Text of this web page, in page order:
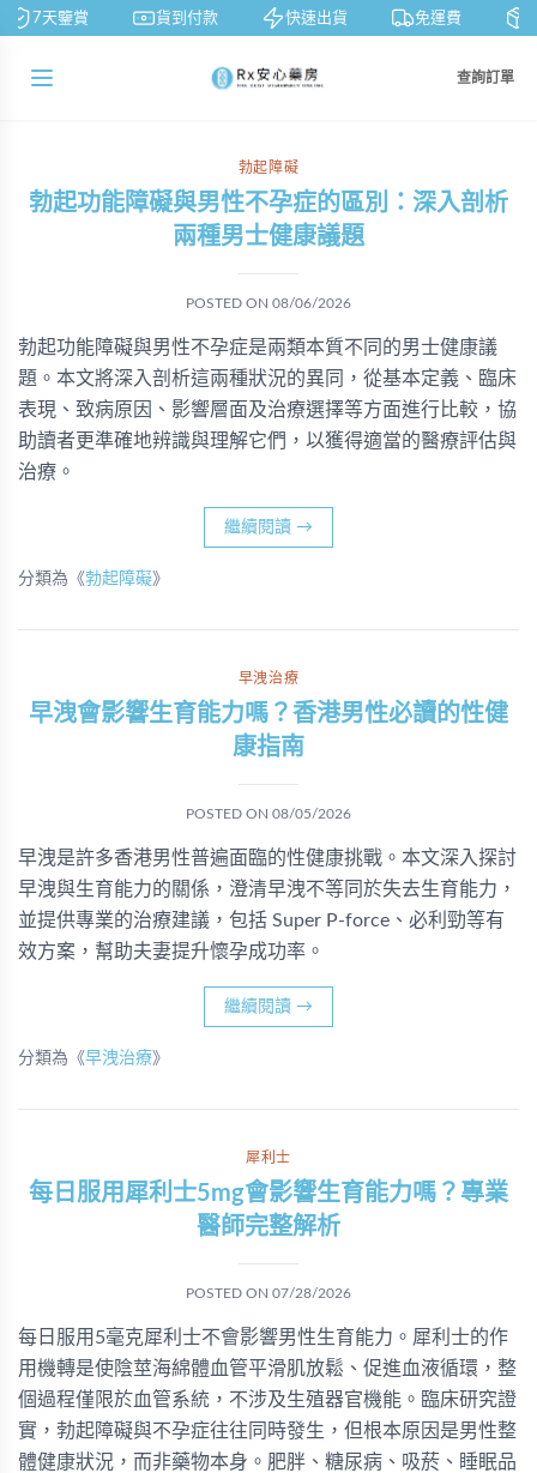
7天鑒賞 貨到付款 快速出貨 免運費 私
查詢訂單
勃起障礙
勃起功能障礙與男性不孕症的區別：深入剖析
兩種男士健康議題
POSTED ON 08/06/2026
勃起功能障礙與男性不孕症是兩類本質不同的男士健康議
題。本文將深入剖析這兩種狀況的異同，從基本定義、臨床
表現、致病原因、影響層面及治療選擇等方面進行比較，協
助讀者更準確地辨識與理解它們，以獲得適當的醫療評估與
治療。
繼續閱讀 →
分類為《勃起障礙》
早洩治療
早洩會影響生育能力嗎？香港男性必讀的性健
康指南
POSTED ON 08/05/2026
早洩是許多香港男性普遍面臨的性健康挑戰。本文深入探討
早洩與生育能力的關係，澄清早洩不等同於失去生育能力，
並提供專業的治療建議，包括 Super P-force、必利勁等有
效方案，幫助夫妻提升懷孕成功率。
繼續閱讀 →
分類為《早洩治療》
犀利士
每日服用犀利士5mg會影響生育能力嗎？專業
醫師完整解析
POSTED ON 07/28/2026
每日服用5毫克犀利士不會影響男性生育能力。犀利士的作
用機轉是使陰莖海綿體血管平滑肌放鬆、促進血液循環，整
個過程僅限於血管系統，不涉及生殖器官機能。臨床研究證
實，勃起障礙與不孕症往往同時發生，但根本原因是男性整
體健康狀況，而非藥物本身。肥胖、糖尿病、吸菸、睡眠品